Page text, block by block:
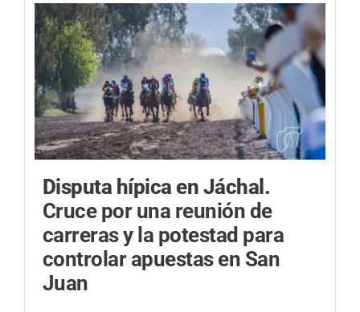
Disputa hípica en Jáchal.
Cruce por una reunión de
carreras y la potestad para
controlar apuestas en San
Juan